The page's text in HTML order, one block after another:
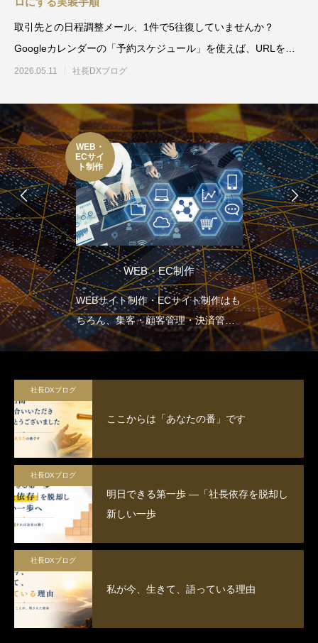
取引先との日程調整メール、1件で5往復していませんか？
Googleカレンダーの「予約スケジュール」を使えば、URLを送
るだけで相手が空き枠を
2026.05.11 社長DXブログ
WEB・
ECサイ
ト制作
WEB・EC制作
WEBサイト制作・ECサイト制作はも
ちろん、集客・顧客管理・決済管
理・在庫管理など企業の生産性向上
社長DXブログ
ここからは「あなたの番」です
社長DXブログ
明日できる第一歩 ―「社長依存を脱却し
新しい一歩
社長DXブログ
私が今、生きて、語っている理由